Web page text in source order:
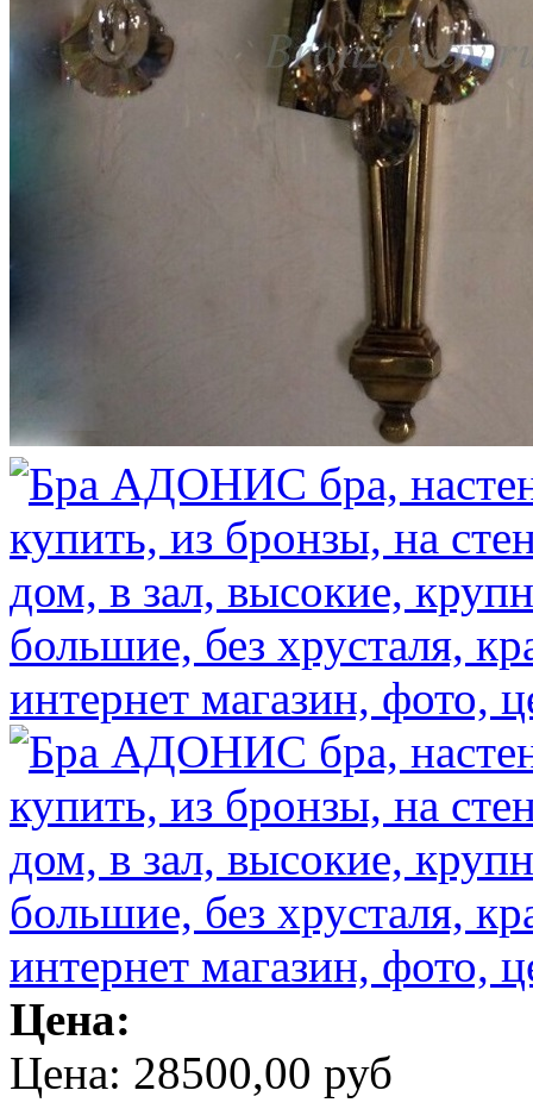
Цена:
Цена: 28500,00 руб